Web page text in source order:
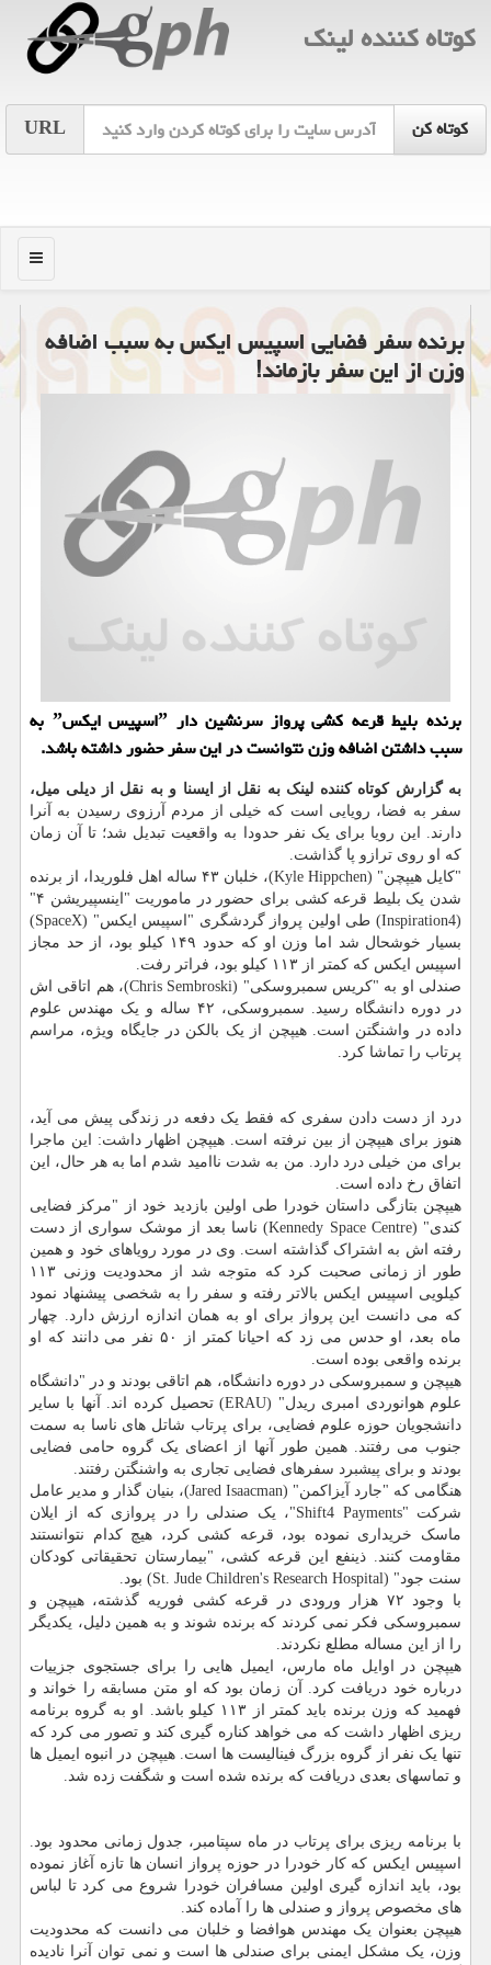
كوتاه كننده لینك
URL
منو
برنده سفر فضایی اسپیس ایکس به سبب اضافه
وزن از این سفر بازماند!
برنده بلیط قرعه کشی پرواز سرنشین دار ˮاسپیس ایکسˮ به
سبب داشتن اضافه وزن نتوانست در این سفر حضور داشته باشد.
به گزارش کوتاه کننده لینک به نقل از ایسنا و به نقل از دیلی میل،
سفر به فضا، رویایی است که خیلی از مردم آرزوی رسیدن به آنرا
دارند. این رویا برای یک نفر حدودا به واقعیت تبدیل شد؛ تا آن زمان
که او روی ترازو پا گذاشت.
"کایل هیپچن" (Kyle Hippchen)، خلبان ۴۳ ساله اهل فلوریدا، از برنده
شدن یک بلیط قرعه کشی برای حضور در ماموریت "اینسپیریشن ۴"
(Inspiration4) طی اولین پرواز گردشگری "اسپیس ایکس" (SpaceX)
بسیار خوشحال شد اما وزن او که حدود ۱۴۹ کیلو بود، از حد مجاز
اسپیس ایکس که کمتر از ۱۱۳ کیلو بود، فراتر رفت.
صندلی او به "کریس سمبروسکی" (Chris Sembroski)، هم اتاقی اش
در دوره دانشگاه رسید. سمبروسکی، ۴۲ ساله و یک مهندس علوم
داده در واشنگتن است. هیپچن از یک بالکن در جایگاه ویژه، مراسم
پرتاب را تماشا کرد.
درد از دست دادن سفری که فقط یک دفعه در زندگی پیش می آید،
هنوز برای هیپچن از بین نرفته است. هیپچن اظهار داشت: این ماجرا
برای من خیلی درد دارد. من به شدت ناامید شدم اما به هر حال، این
اتفاق رخ داده است.
هیپچن بتازگی داستان خودرا طی اولین بازدید خود از "مرکز فضایی
کندی" (Kennedy Space Centre) ناسا بعد از موشک سواری از دست
رفته اش به اشتراک گذاشته است. وی در مورد رویاهای خود و همین
طور از زمانی صحبت کرد که متوجه شد از محدودیت وزنی ۱۱۳
کیلویی اسپیس ایکس بالاتر رفته و سفر را به شخصی پیشنهاد نمود
که می دانست این پرواز برای او به همان اندازه ارزش دارد. چهار
ماه بعد، او حدس می زد که احیانا کمتر از ۵۰ نفر می دانند که او
برنده واقعی بوده است.
هیپچن و سمبروسکی در دوره دانشگاه، هم اتاقی بودند و در "دانشگاه
علوم هوانوردی امبری ریدل" (ERAU) تحصیل کرده اند. آنها با سایر
دانشجویان حوزه علوم فضایی، برای پرتاب شاتل های ناسا به سمت
جنوب می رفتند. همین طور آنها از اعضای یک گروه حامی فضایی
بودند و برای پیشبرد سفرهای فضایی تجاری به واشنگتن رفتند.
هنگامی که "جارد آیزاکمن" (Jared Isaacman)، بنیان گذار و مدیر عامل
شرکت "Shift4 Payments"، یک صندلی را در پروازی که از ایلان
ماسک خریداری نموده بود، قرعه کشی کرد، هیچ کدام نتوانستند
مقاومت کنند. ذینفع این قرعه کشی، "بیمارستان تحقیقاتی کودکان
سنت جود" (St. Jude Children's Research Hospital) بود.
با وجود ۷۲ هزار ورودی در قرعه کشی فوریه گذشته، هیپچن و
سمبروسکی فکر نمی کردند که برنده شوند و به همین دلیل، یکدیگر
را از این مساله مطلع نکردند.
هیپچن در اوایل ماه مارس، ایمیل هایی را برای جستجوی جزییات
درباره خود دریافت کرد. آن زمان بود که او متن مسابقه را خواند و
فهمید که وزن برنده باید کمتر از ۱۱۳ کیلو باشد. او به گروه برنامه
ریزی اظهار داشت که می خواهد کناره گیری کند و تصور می کرد که
تنها یک نفر از گروه بزرگ فینالیست ها است. هیپچن در انبوه ایمیل ها
و تماسهای بعدی دریافت که برنده شده است و شگفت زده شد.
با برنامه ریزی برای پرتاب در ماه سپتامبر، جدول زمانی محدود بود.
اسپیس ایکس که کار خودرا در حوزه پرواز انسان ها تازه آغاز نموده
بود، باید اندازه گیری اولین مسافران خودرا شروع می کرد تا لباس
های مخصوص پرواز و صندلی ها را آماده کند.
هیپچن بعنوان یک مهندس هوافضا و خلبان می دانست که محدودیت
وزن، یک مشکل ایمنی برای صندلی ها است و نمی توان آنرا نادیده